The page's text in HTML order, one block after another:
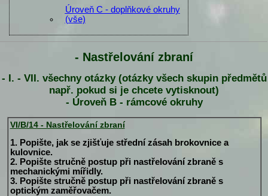
Úroveň C - doplňkové okruhy
(vše)
- Nastřelování zbraní
- I. - VII. všechny otázky (otázky všech skupin předmětů
např. pokud si je chcete vytisknout)
- Úroveň B - rámcové okruhy
VI/B/14 - Nastřelování zbraní
1. Popište, jak se zjišťuje střední zásah brokovnice a
kulovnice.
2. Popište stručně postup při nastřelování zbraně s
mechanickými mířidly.
3. Popište stručně postup při nastřelování zbraně s
optickým zaměřovačem.